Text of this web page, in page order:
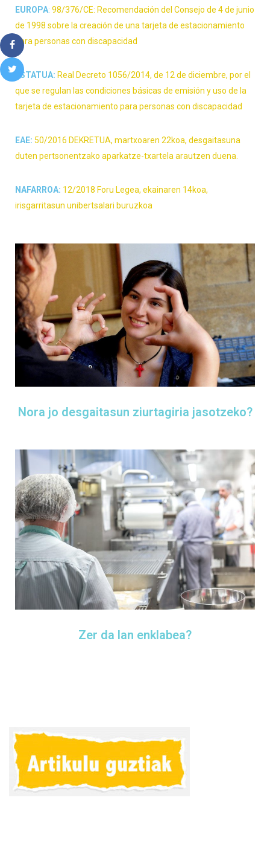
EUROPA: 98/376/CE: Recomendación del Consejo de 4 de junio
de 1998 sobre la creación de una tarjeta de estacionamiento
para personas con discapacidad
ESTATUA: Real Decreto 1056/2014, de 12 de diciembre, por el
que se regulan las condiciones básicas de emisión y uso de la
tarjeta de estacionamiento para personas con discapacidad
EAE: 50/2016 DEKRETUA, martxoaren 22koa, desgaitasuna
duten pertsonentzako aparkatze-txartela arautzen duena.
NAFARROA: 12/2018 Foru Legea, ekainaren 14koa,
irisgarritasun unibertsalari buruzkoa
Nora jo desgaitasun ziurtagiria jasotzeko?
Zer da lan enklabea?